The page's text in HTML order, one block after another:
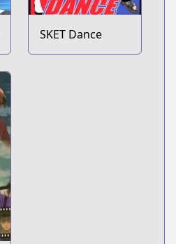
SKET Dance